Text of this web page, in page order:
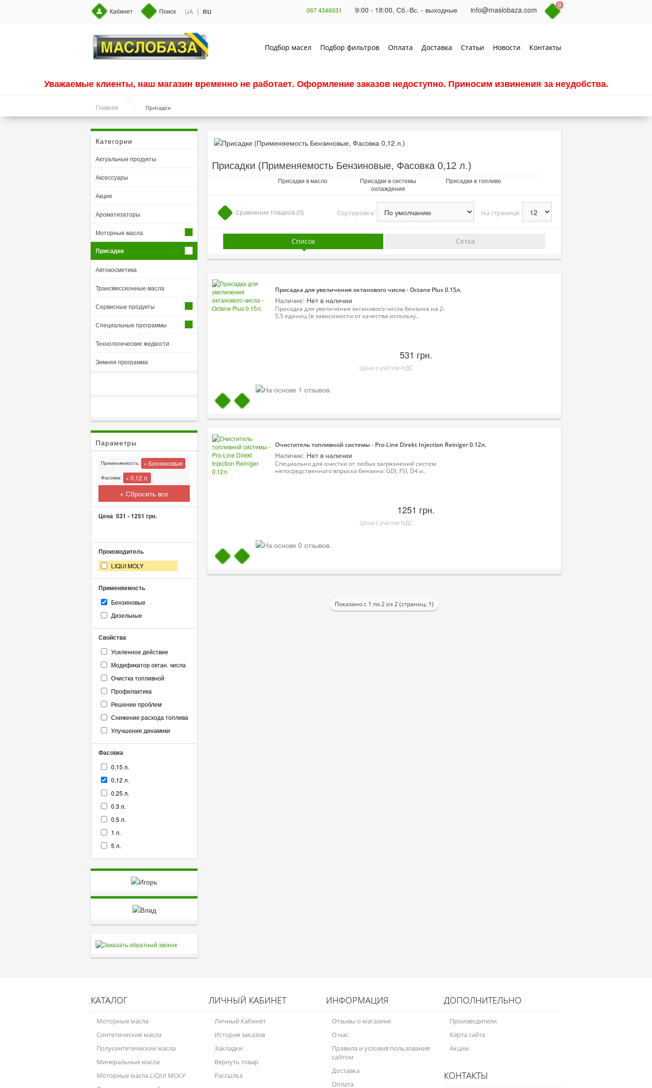
Кабинет Поиск UA | RU 067 4346031 9:00 - 18:00, Сб.-Вс. - выходные info@maslobaza.com 0
Подбор масел Подбор фильтров Оплата Доставка Статьи Новости Контакты
Уважаемые клиенты, наш магазин временно не работает. Оформление заказов недоступно. Приносим извинения за неудобства.
Главная Присадки
Категории
Актуальные продукты
Аксессуары
Акции
Ароматизаторы
Моторные масла
Присадки
Автокосметика
Трансмиссионные масла
Сервисные продукты
Специальные программы
Технологические жидкости
Зимняя программа
Параметры
Применяемость: × Бензиновые
Фасовка: × 0,12 л.
× Сбросить все
Цена 531 -1251 грн.
Производитель
LIQUI MOLY
Применяемость
Бензиновые
Дизельные
Свойства
Усиленное действие
Модификатор октан. числа
Очистка топливной
Профилактика
Решение проблем
Снижение расхода топлива
Улучшение динамики
Фасовка
0,15 л.
0,12 л.
0.25 л.
0.3 л.
0.5 л.
1 л.
5 л.
Присадки (Применяемость Бензиновые, Фасовка 0,12 л.)
Присадки в масло
Присадки в системы
охлаждения
Присадки в топливо
Сравнение товаров (0) На странице:
Сортировка:
Список Сетка
Присадка для увеличения октанового числа - Octane Plus 0.15л.
Наличие: Нет в наличии
Присадка для увеличения октанового числа бензина на 2-
5,5 единиц (в зависимости от качества использу..
531 грн.
Цена с учётом НДС
Очиститель топливной системы - Pro-Line Direkt Injection Reiniger 0.12л.
Наличие: Нет в наличии
Специально для очистки от любых загрязнений систем
непосредственного впрыска бензина: GDI, FSI, D4 и..
1251 грн.
Цена с учётом НДС
Показано с 1 по 2 из 2 (страниц: 1)
КАТАЛОГ
Моторные масла
Синтетические масла
Полусинтетические масла
Минеральные масла
Моторные масла LIQUI MOLY
ЛИЧНЫЙ КАБИНЕТ
Личный Кабинет
История заказов
Закладки
Вернуть товар
Рассылка
ИНФОРМАЦИЯ
Отзывы о магазине
О нас
Правила и условия пользования
сайтом
Доставка
Оплата
ДОПОЛНИТЕЛЬНО
Производители
Карта сайта
Акции
КОНТАКТЫ